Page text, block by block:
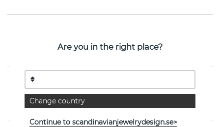
Saint Armband (Silver) från svenska CU JEWELLERY 16-
EGENSKAPER
Kollektion:
Are you in the right place?
Change country
Continue to scandinavianjewelrydesign.se>